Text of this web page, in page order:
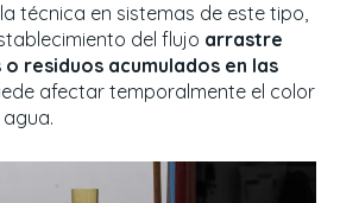
técnica en sistemas de este tipo,
del flujo arrastre
residuos acumulados en las
afectar temporalmente el color